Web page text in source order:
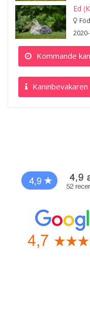
Ed
Kommande
Kaninbevakaren